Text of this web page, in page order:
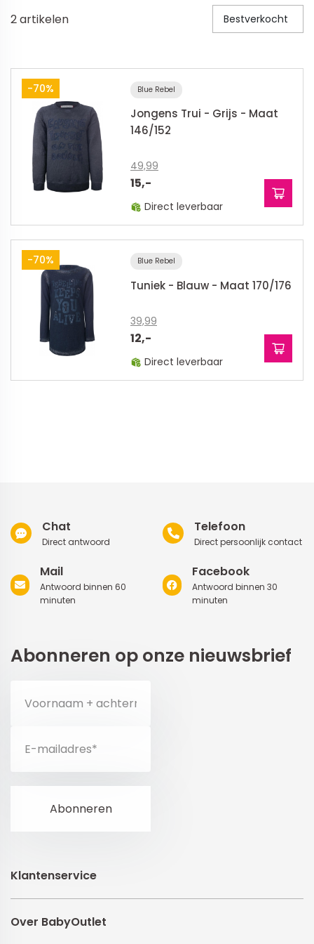
Veiligheid in en om huis
Veiligheid buiten de deur
Meer
Kinderstoelen
Kinderstoelen
Kindermeubels
Schommelstoelen en wipstoeltjes
Meer
2artikelen Bestverkocht
-70% Blue Rebel
Jongens Trui - Grijs - Maat
146/152
49,99
15,-
Direct leverbaar
-70% Blue Rebel
Tuniek - Blauw - Maat 170/176
39,99
12,-
Direct leverbaar
Chat
Direct antwoord
Telefoon
Direct persoonlijk contact
Mail
Antwoord binnen 60
minuten
Facebook
Antwoord binnen 30
minuten
Abonneren op onze nieuwsbrief
Klantenservice
Over BabyOutlet